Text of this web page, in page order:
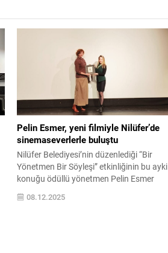
Pelin Esmer, yeni filmiyle Nilüfer’de
sinemaseverlerle buluştu
Nilüfer Belediyesi’nin düzenlediği “Bir
Yönetmen Bir Söyleşi” etkinliğinin bu ayki
konuğu ödüllü yönetmen Pelin Esmer
oldu. Esmer’in “O da Bir Şey mi?” filminin
gösterimiyle başlayan gece, yönetmenin
08.12.2025